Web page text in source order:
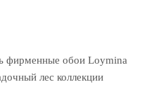
фирменные обои Loymina
лес коллекции